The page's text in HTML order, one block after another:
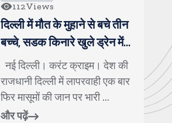
112Views
दिल्ली में मौत के मुहाने से बचे तीन
बच्चे, सडक किनारे खुले ड्रेन में
जा गिरे
नई दिल्ली। करंट क्राइम। देश की
राजधानी दिल्ली में लापरवाही एक बार
फिर मासूमों की जान पर भारी ...
और पढ़ें